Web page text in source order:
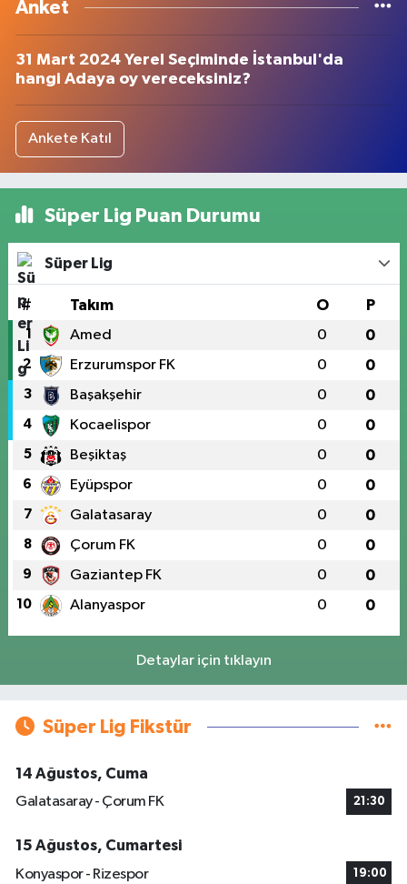
Anket
31 Mart 2024 Yerel Seçiminde İstanbul'da
hangi Adaya oy vereceksiniz?
Ankete Katıl
Süper Lig Puan Durumu
Süper Lig
# Takım O P
1 Amed 0 0
2 Erzurumspor FK 0 0
3 Başakşehir 0 0
4 Kocaelispor 0 0
5 Beşiktaş 0 0
6 Eyüpspor 0 0
7 Galatasaray 0 0
8 Çorum FK 0 0
9 Gaziantep FK 0 0
10 Alanyaspor 0 0
Detaylar için tıklayın
Süper Lig Fikstür
14 Ağustos, Cuma
Galatasaray - Çorum FK
21:30
15 Ağustos, Cumartesi
Konyaspor - Rizespor
19:00